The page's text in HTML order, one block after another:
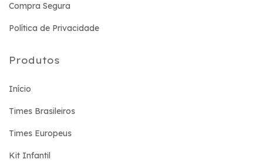
Compra Segura
Política de Privacidade
Produtos
Início
Times Brasileiros
Times Europeus
Kit Infantil